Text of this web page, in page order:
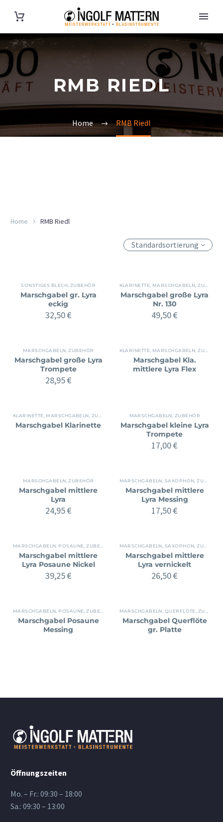
RMB RIEDL
Home RMB Riedl
Home RMB Riedl
Standardsortierung
SONSTIGES BLECH ZUBEHÖR
Marschgabel gr. Lyra
eckig
32,50€
KLARINETTE MARSCHGABELN ,ZUBEHÖR
Marschgabel große Lyra
Nr. 130
49,50€
MARSCHGABELN ,ZUBEHÖR
Marschgabel große Lyra
Trompete
28,95€
KLARINETTE MARSCHGABELN ,ZUBEHÖR
Marschgabel Kla.
mittlere Lyra Flex
KLARINETTE MARSCHGABELN ZUBEHÖR
Marschgabel Klarinette
MARSCHGABELN ZUBEHÖR
Marschgabel kleine Lyra
Trompete
17,00€
MARSCHGABELN ,ZUBEHÖR
Marschgabel mittlere
Lyra
24,95€
MARSCHGABELN SAXOPHON ,ZUBEHÖR
Marschgabel mittlere
Lyra Messing
17,50€
MARSCHGABELN POSAUNE ,ZUBEHÖR
Marschgabel mittlere
Lyra Posaune Nickel
39,25€
MARSCHGABELN SAXOPHON ,ZUBEHÖR
Marschgabel mittlere
Lyra vernickelt
26,50€
MARSCHGABELN POSAUNE ,ZUBEHÖR
Marschgabel Posaune
Messing
MARSCHGABELN QUERFLÖTE ZUBEHÖR
Marschgabel Querflöte
gr. Platte
Öffnungszeiten
Mo. – Fr.: 09:30 – 18:00
Sa.: 09:30 – 13:00